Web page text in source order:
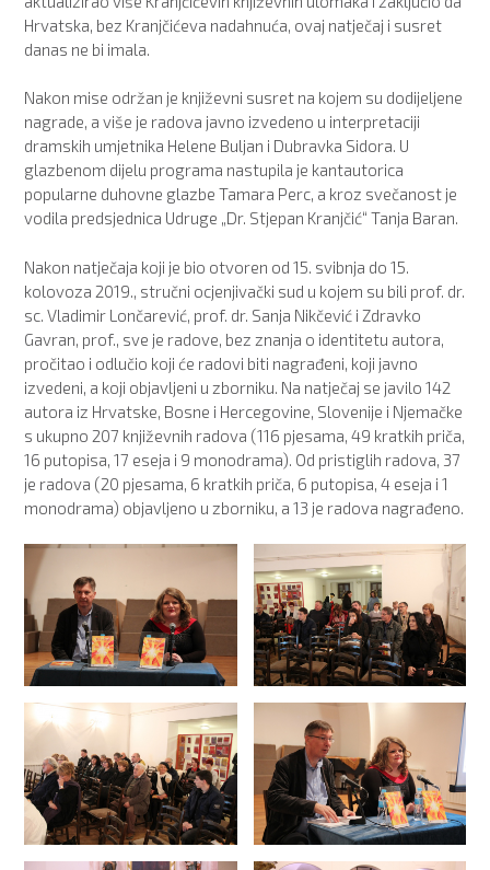
Hrvatska, bez Kranjčićeva nadahnuća, ovaj natječaj i susret
danas ne bi imala.
Nakon mise održan je književni susret na kojem su dodijeljene
nagrade, a više je radova javno izvedeno u interpretaciji
dramskih umjetnika Helene Buljan i Dubravka Sidora. U
glazbenom dijelu programa nastupila je kantautorica
popularne duhovne glazbe Tamara Perc, a kroz svečanost je
vodila predsjednica Udruge „Dr. Stjepan Kranjčić“ Tanja Baran.
Nakon natječaja koji je bio otvoren od 15. svibnja do 15.
kolovoza 2019., stručni ocjenjivački sud u kojem su bili prof. dr.
sc. Vladimir Lončarević, prof. dr. Sanja Nikčević i Zdravko
Gavran, prof., sve je radove, bez znanja o identitetu autora,
pročitao i odlučio koji će radovi biti nagrađeni, koji javno
izvedeni, a koji objavljeni u zborniku. Na natječaj se javilo 142
autora iz Hrvatske, Bosne i Hercegovine, Slovenije i Njemačke
s ukupno 207 književnih radova (116 pjesama, 49 kratkih priča,
16 putopisa, 17 eseja i 9 monodrama). Od pristiglih radova, 37
je radova (20 pjesama, 6 kratkih priča, 6 putopisa, 4 eseja i 1
monodrama) objavljeno u zborniku, a 13 je radova nagrađeno.